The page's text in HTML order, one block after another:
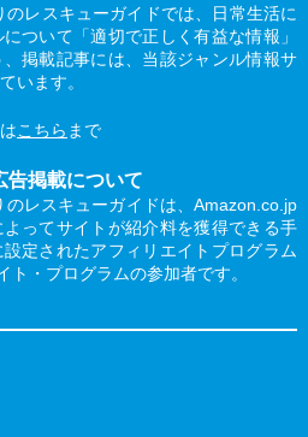
レスキューガイドでは、日常生活に
ついて「適切で正しく有益な情報」
掲載記事には、当該ジャンル情報サ
います。
こちら まで
掲載について
レスキューガイドは、Amazon.co.jp
ってサイトが紹介料を獲得できる手
定されたアフィリエイトプログラム
・プログラムの参加者です。